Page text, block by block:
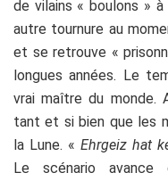
de vilains « boulons »
autre tournure au
et se retrouve «
longues années. Le
vrai maître du monde.
tant et si bien que les
la Lune. « Ehrgeiz hat
Le scénario